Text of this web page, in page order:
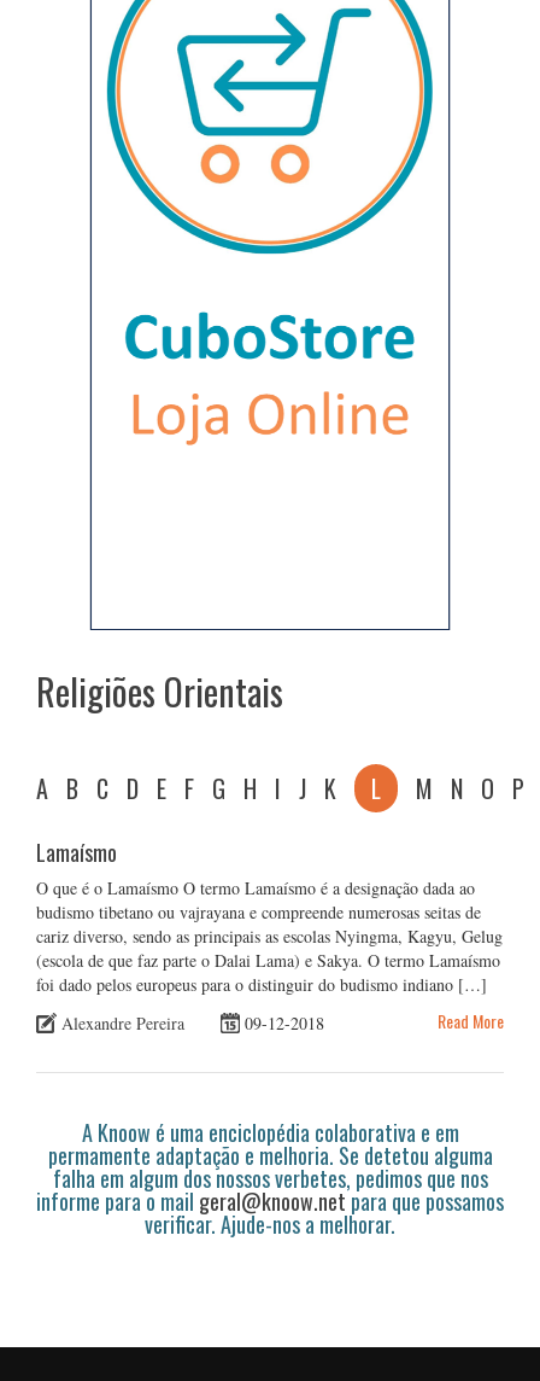
Religiões Orientais
A B C D E F G H I J K L M N O P
Lamaísmo
O que é o Lamaísmo O termo Lamaísmo é a designação dada ao
budismo tibetano ou vajrayana e compreende numerosas seitas de
cariz diverso, sendo as principais as escolas Nyingma, Kagyu, Gelug
(escola de que faz parte o Dalai Lama) e Sakya. O termo Lamaísmo
foi dado pelos europeus para o distinguir do budismo indiano […]
Alexandre Pereira
09-12-2018 Read More
A Knoow é uma enciclopédia colaborativa e em
permamente adaptação e melhoria. Se detetou alguma
falha em algum dos nossos verbetes, pedimos que nos
informe para o mail geral@knoow.netpara que possamos
verificar. Ajude-nos a melhorar.